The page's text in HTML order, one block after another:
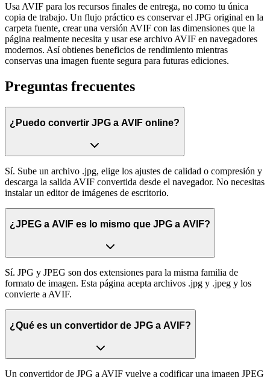
Usa AVIF para los recursos finales de entrega, no como tu única
copia de trabajo. Un flujo práctico es conservar el JPG original en la
carpeta fuente, crear una versión AVIF con las dimensiones que la
página realmente necesita y usar ese archivo AVIF en navegadores
modernos. Así obtienes beneficios de rendimiento mientras
conservas una imagen fuente segura para futuras ediciones.
Preguntas frecuentes
¿Puedo convertir JPG a AVIF online?
Sí. Sube un archivo .jpg, elige los ajustes de calidad o compresión y
descarga la salida AVIF convertida desde el navegador. No necesitas
instalar un editor de imágenes de escritorio.
¿JPEG a AVIF es lo mismo que JPG a AVIF?
Sí. JPG y JPEG son dos extensiones para la misma familia de
formato de imagen. Esta página acepta archivos .jpg y .jpeg y los
convierte a AVIF.
¿Qué es un convertidor de JPG a AVIF?
Un convertidor de JPG a AVIF vuelve a codificar una imagen JPEG